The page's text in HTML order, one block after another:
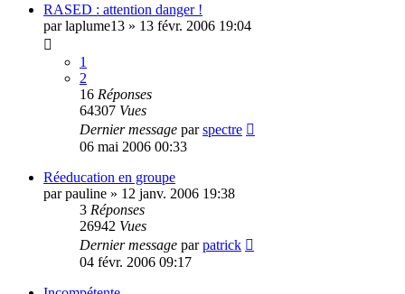
RASED : attention danger !
parlaplume13 » 13 févr. 2006 19:04
1
2
16 Réponses
64307 Vues
Dernier message parspectre
06 mai 2006 00:33
Réeducation en groupe
parpauline » 12 janv. 2006 19:38
3 Réponses
26942 Vues
Dernier message parpatrick
04 févr. 2006 09:17